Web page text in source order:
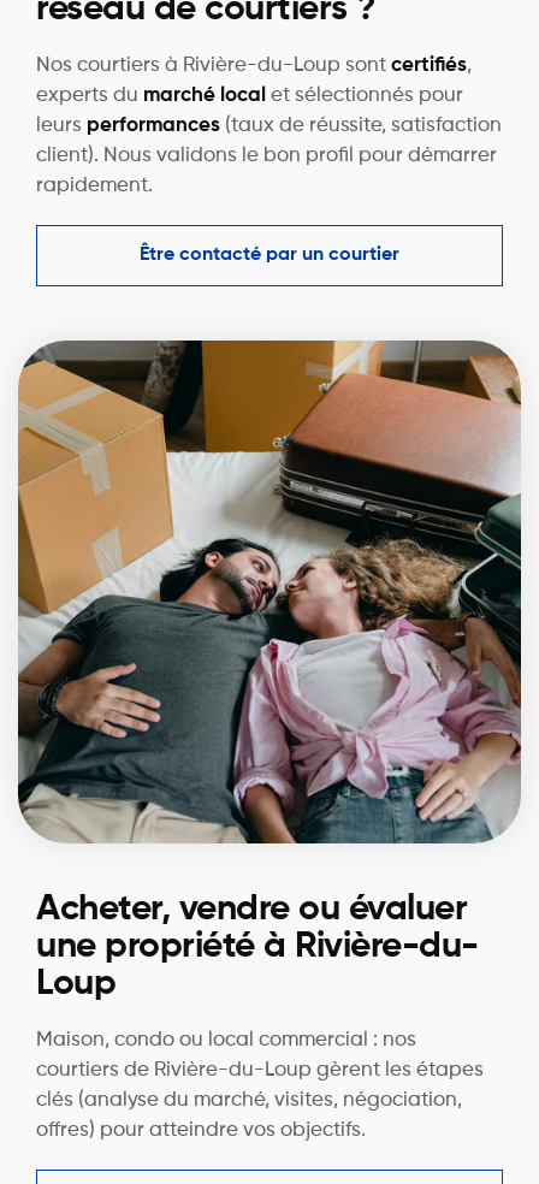
réseau de courtiers ?
Nos courtiers à Rivière-du-Loup sont certifiés,
experts du marché local et sélectionnés pour
leurs performances (taux de réussite, satisfaction
client). Nous validons le bon profil pour démarrer
rapidement.
Être contacté par un courtier
Acheter, vendre ou évaluer
une propriété à Rivière-du-
Loup
Maison, condo ou local commercial : nos
courtiers de Rivière-du-Loup gèrent les étapes
clés (analyse du marché, visites, négociation,
offres) pour atteindre vos objectifs.